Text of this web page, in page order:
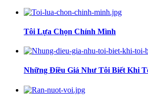
Tôi Lựa Chọn Chính Mình
Những Điều Giá Như Tôi Biết Khi